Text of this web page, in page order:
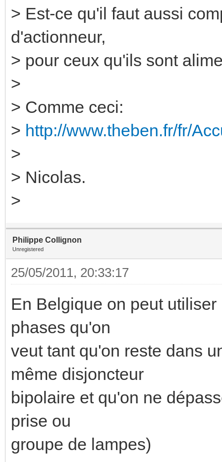
> Est-ce qu'il faut aussi
d'actionneur,
> pour ceux qu'ils sont
>
> Comme ceci:
> http://www.theben.fr/fr/
>
> Nicolas.
>
Philippe Collignon
Unregistered
25/05/2011, 20:33:17
En Belgique on peut
phases qu'on
veut tant qu'on reste dans
même disjoncteur
bipolaire et qu'on ne
prise ou
groupe de lampes)